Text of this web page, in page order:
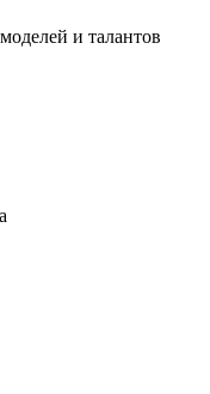
и талантов